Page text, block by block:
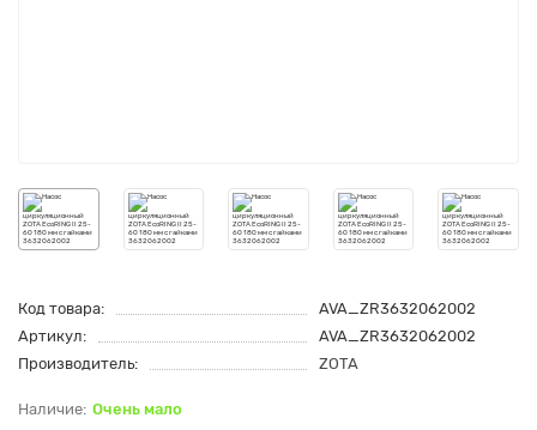
Код товара:
AVA_ZR3632062002
Артикул:
AVA_ZR3632062002
Производитель:
ZOTA
Очень мало